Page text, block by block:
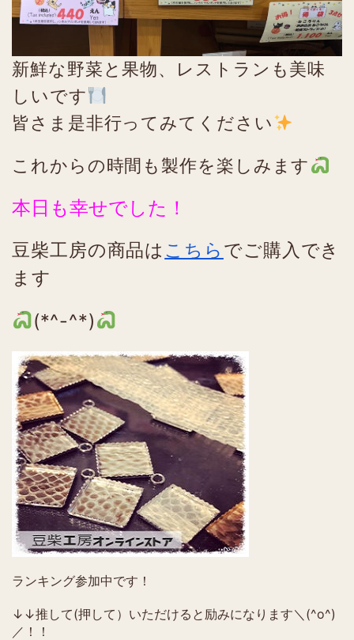
新鮮な野菜と果物、レストランも美味
しいです
皆さま是非行ってみてください
これからの時間も製作を楽しみます
本日も幸せでした！
豆柴工房の商品は こちら でご購入でき
ます
(*^-^*)
ランキング参加中です！
↓↓推して(押して）いただけると励みになります＼(^o^)
／！！